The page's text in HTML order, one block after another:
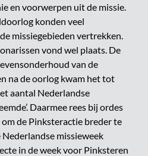
en voorwerpen uit de missie.
konden veel
missiegebieden vertrekken.
vond wel plaats. De
van de
na de oorlog kwam het tot
aantal Nederlandse
Daarmee rees bij ordes
de Pinksteractie breder te
missieweek
in de week voor Pinksteren